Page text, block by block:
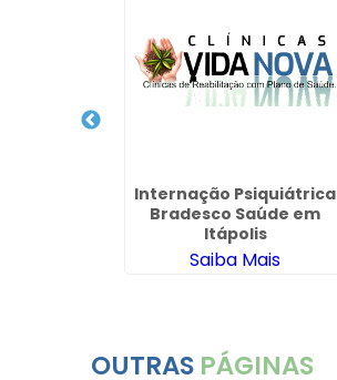
Internação Psiquiátrica
Bradesco Saúde em
Itápolis
Saiba Mais
OUTRAS PÁGINAS